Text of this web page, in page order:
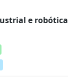
e robótica